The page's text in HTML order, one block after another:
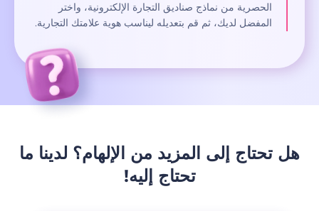
الحصرية من نماذج صناديق التجارة الإلكترونية، واختر
المفضل لديك، ثم قم بتعديله ليناسب هوية علامتك التجارية.
هل تحتاج إلى المزيد من الإلهام؟ لدينا ما
تحتاج إليه!